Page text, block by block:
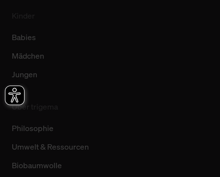
Babies
Mädchen
Jungen
Über trigema
Philosophie
Umwelt & Ressourcen
Biobaumwolle